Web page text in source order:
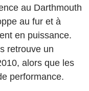
au Darthmouth
au fur et à
en puissance.
retrouve un
alors que les
performance.